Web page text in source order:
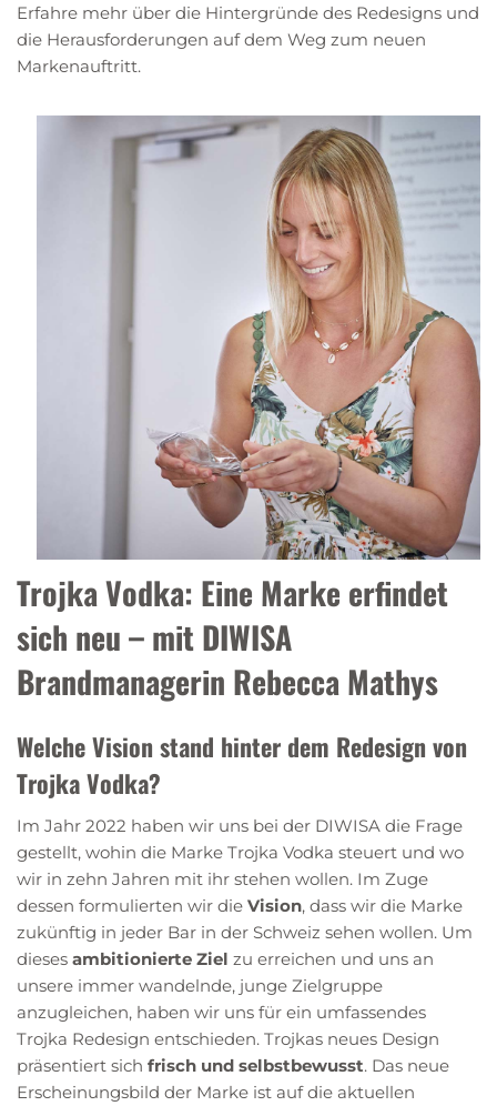
Erfahre mehr über die Hintergründe des Redesigns und
die Herausforderungen auf dem Weg zum neuen
Markenauftritt.
Trojka Vodka: Eine Marke erfindet
sich neu – mit DIWISA
Brandmanagerin Rebecca Mathys
Welche Vision stand hinter dem Redesign von
Trojka Vodka?
Im Jahr 2022 haben wir uns bei der DIWISA die Frage
gestellt, wohin die Marke Trojka Vodka steuert und wo
wir in zehn Jahren mit ihr stehen wollen. Im Zuge
dessen formulierten wir die Vision, dass wir die Marke
zukünftig in jeder Bar in der Schweiz sehen wollen. Um
dieses ambitionierte Ziel zu erreichen und uns an
unsere immer wandelnde, junge Zielgruppe
anzugleichen, haben wir uns für ein umfassendes
Trojka Redesign entschieden. Trojkas neues Design
präsentiert sich frisch und selbstbewusst. Das neue
Erscheinungsbild der Marke ist auf die aktuellen